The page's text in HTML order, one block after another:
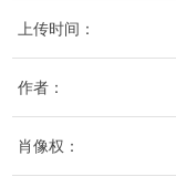
上传时间：
作者：
肖像权：